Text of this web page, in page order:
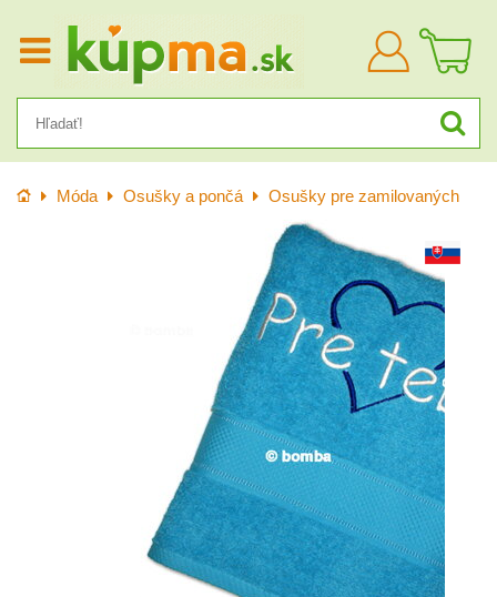
Prihlásiť
sa
Úvod Móda Osušky a pončá Osušky pre zamilovaných